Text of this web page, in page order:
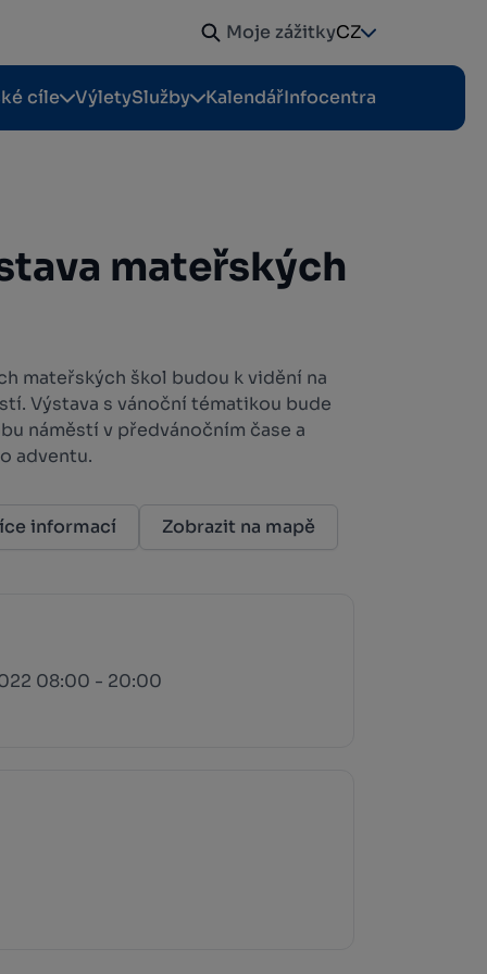
Moje zážitkyCZ
cíle VýletySlužby KalendářInfocentra
mateřských
mateřských škol budou k vidění na
Výstava s vánoční tématikou bude
náměstí v předvánočním čase a
adventu.
informací Zobrazit na mapě
08:00 - 20:00